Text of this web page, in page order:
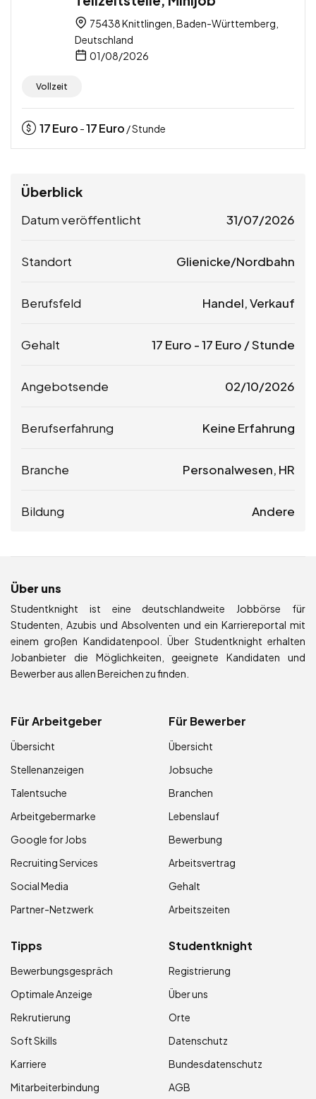
75438 Knittlingen, Baden-Württemberg,
Deutschland
01/08/2026
Vollzeit
17Euro -17Euro / Stunde
Überblick
Datum veröffentlicht 31/07/2026
Standort Glienicke/Nordbahn
Berufsfeld Handel, Verkauf
Gehalt 17 Euro -17 Euro / Stunde
Angebotsende 02/10/2026
Berufserfahrung Keine Erfahrung
Branche Personalwesen, HR
Bildung Andere
Über uns
Studentknight ist eine deutschlandweite Jobbörse für
Studenten, Azubis und Absolventen und ein Karriereportal mit
einem großen Kandidatenpool. Über Studentknight erhalten
Jobanbieter die Möglichkeiten, geeignete Kandidaten und
Bewerber aus allen Bereichen zu finden.
Für Arbeitgeber
Übersicht
Stellenanzeigen
Talentsuche
Arbeitgebermarke
Google for Jobs
Recruiting Services
Social Media
Partner-Netzwerk
Für Bewerber
Übersicht
Jobsuche
Branchen
Lebenslauf
Bewerbung
Arbeitsvertrag
Gehalt
Arbeitszeiten
Tipps
Bewerbungsgespräch
Optimale Anzeige
Rekrutierung
Soft Skills
Karriere
Mitarbeiterbindung
Studentknight
Registrierung
Über uns
Orte
Datenschutz
Bundesdatenschutz
AGB